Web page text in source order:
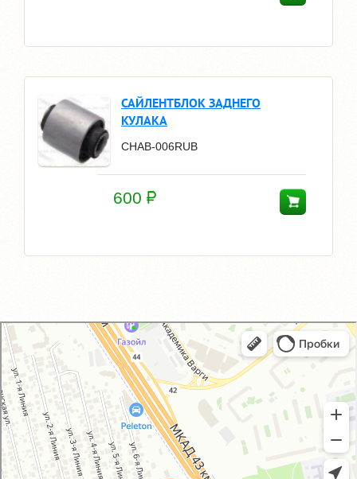
САЙЛЕНТБЛОК ЗАДНЕГО
КУЛАКА
CHAB-006RUB
600
GM-City&VAG-Repair
Автосервис, автотехцентр в Москве
Магазин автозапчастей и автотоваров в Москве